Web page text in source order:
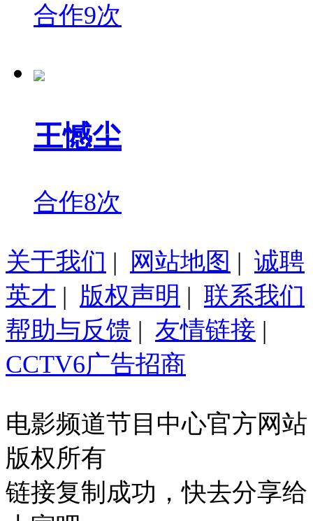
合作9次
王憾尘
合作8次
关于我们 | 网站地图 | 诚聘
英才 | 版权声明 | 联系我们
帮助与反馈 | 友情链接 |
CCTV6广告招商
电影频道节目中心官方网站
版权所有
链接复制成功，快去分享给